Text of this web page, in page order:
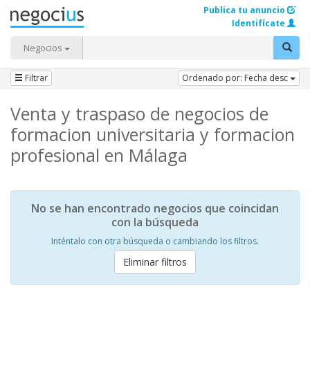
Negocios
Publica tu anuncio
Identifícate
Filtrar Ordenado por: Fecha desc
Venta y traspaso de negocios de
formacion universitaria y formacion
profesional en Málaga
No se han encontrado negocios que coincidan
con la búsqueda
Inténtalo con otra búsqueda o cambiando los filtros.
Eliminar filtros